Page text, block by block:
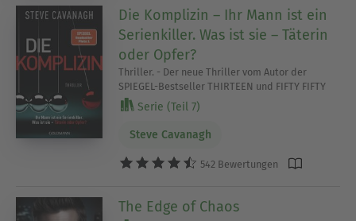
Die Komplizin – Ihr Mann ist ein
Serienkiller. Was ist sie – Täterin
oder Opfer?
Thriller. - Der neue Thriller vom Autor der
SPIEGEL-Bestseller THIRTEEN und FIFTY FIFTY
Serie (Teil 7)
Steve Cavanagh
542 Bewertungen
The Edge of Chaos